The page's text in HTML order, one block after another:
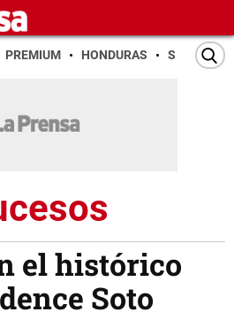
PREMIUM HONDURAS SAN PEDRO
el histórico
Soto